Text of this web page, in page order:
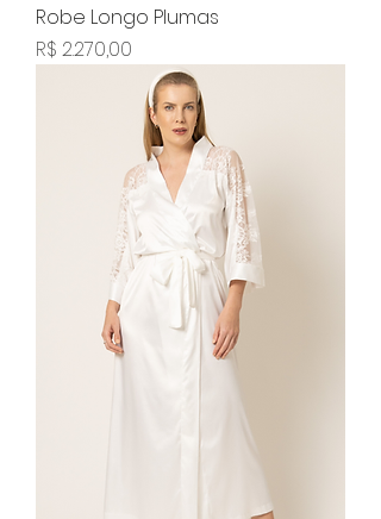
Robe Longo Plumas
Preço
R$ 2.270,00